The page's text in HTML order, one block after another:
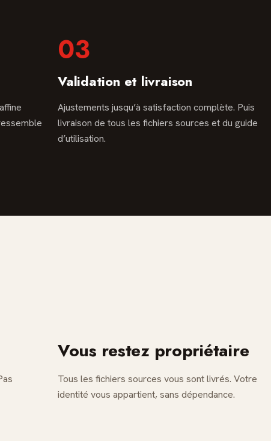
03
Validation et livraison
Ajustements jusqu’à satisfaction complète. Puis
livraison de tous les fichiers sources et du guide
d’utilisation.
Vous restez propriétaire
Tous les fichiers sources vous sont livrés. Votre
identité vous appartient, sans dépendance.